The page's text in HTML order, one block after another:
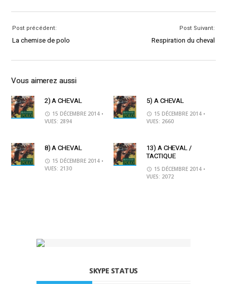
Post précédent:
La chemise de polo
Post Suivant:
Respiration du cheval
Vous aimerez aussi
2) A CHEVAL
15 DÉCEMBRE 2014 •
VUES: 2894
5) A CHEVAL
15 DÉCEMBRE 2014 •
VUES: 2660
8) A CHEVAL
15 DÉCEMBRE 2014 •
VUES: 2130
13) A CHEVAL /
TACTIQUE
15 DÉCEMBRE 2014 •
VUES: 2072
SKYPE STATUS